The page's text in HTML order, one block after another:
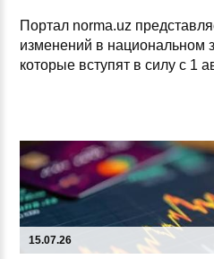
Портал norma.uz
изменений в национальном
которые вступят в силу с 1
15.07.26